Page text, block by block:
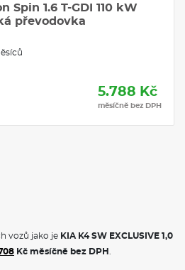
PROHLÉDNOUT
vozů jako je KIA K4 SW EXCLUSIVE 1,0
Kč měsíčně bez DPH